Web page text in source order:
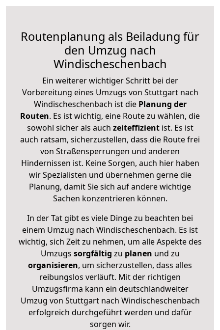
Routenplanung als Beiladung für
den Umzug nach
Windischeschenbach
Ein weiterer wichtiger Schritt bei der
Vorbereitung eines Umzugs von Stuttgart nach
Windischeschenbach ist diePlanung der
Routen. Es ist wichtig, eine Route zu wählen, die
sowohl sicher als auch zeiteffizientist. Es ist
auch ratsam, sicherzustellen, dass die Route frei
von Straßensperrungen und anderen
Hindernissen ist. Keine Sorgen, auch hier haben
wir Spezialisten und übernehmen gerne die
Planung, damit Sie sich auf andere wichtige
Sachen konzentrieren können.
In der Tat gibt es viele Dinge zu beachten bei
einem Umzug nach Windischeschenbach. Es ist
wichtig, sich Zeit zu nehmen, um alle Aspekte des
Umzugs sorgfältig zu planen und zu
organisieren, um sicherzustellen, dass alles
reibungslos verläuft. Mit der richtigen
Umzugsfirma kann ein deutschlandweiter
Umzug von Stuttgart nach Windischeschenbach
erfolgreich durchgeführt werden und dafür
sorgen wir.